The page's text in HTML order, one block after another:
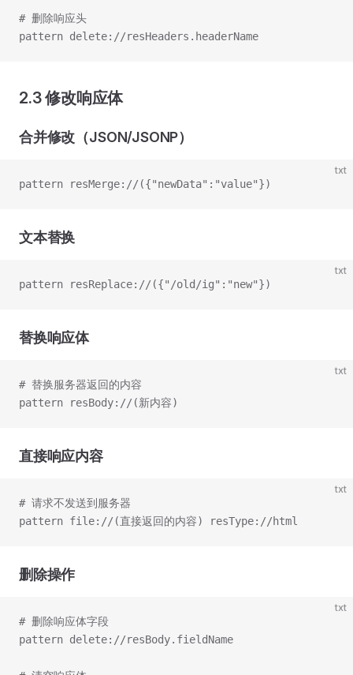
# 删除响应头
pattern delete://resHeaders.headerName
2.3 修改响应体
合并修改（JSON/JSONP）
txt
pattern resMerge://({"newData":"value"})
文本替换
txt
pattern resReplace://({"/old/ig":"new"})
替换响应体
txt
# 替换服务器返回的内容
pattern resBody://(新内容)
直接响应内容
txt
# 请求不发送到服务器
pattern file://(直接返回的内容) resType://html
删除操作
txt
# 删除响应体字段
pattern delete://resBody.fieldName